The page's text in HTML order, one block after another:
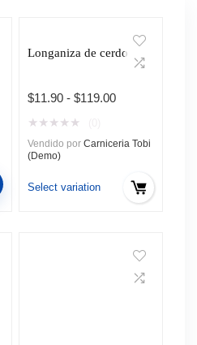
Longaniza de cerdo
$11.90 - $119.00Rango
desde
hasta
$119.00
★ ★ ★ ★ ★
Vendido por Carniceria Tobi
(Demo)
Select variation